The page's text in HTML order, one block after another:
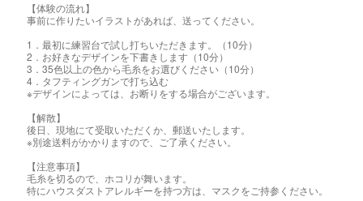
【体験の流れ】
事前に作りたいイラストがあれば、送ってください。
1．最初に練習台で試し打ちいただきます。（10分）
2．お好きなデザインを下書きします（10分）
3．35色以上の色から毛糸をお選びください（10分）
4．タフティングガンで打ち込む
※デザインによっては、お断りをする場合がございます。
【解散】
後日、現地にて受取いただくか、郵送いたします。
※別途送料がかかりますので、ご了承ください。
【注意事項】
毛糸を切るので、ホコリが舞います。
特にハウスダストアレルギーを持つ方は、マスクをご持参ください。